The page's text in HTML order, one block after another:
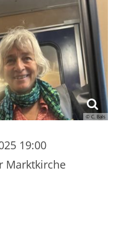
© C. Bals
19:00
Marktkirche